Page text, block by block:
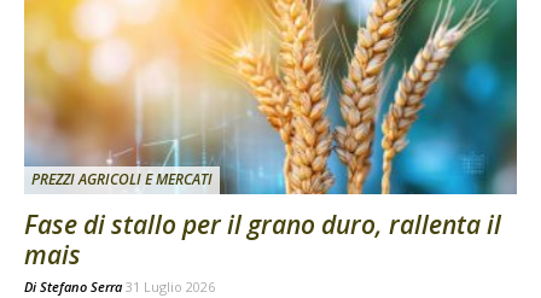
PREZZI AGRICOLI E MERCATI
Fase di stallo per il grano duro, rallenta il
mais
Di Stefano Serra 31 Luglio 2026